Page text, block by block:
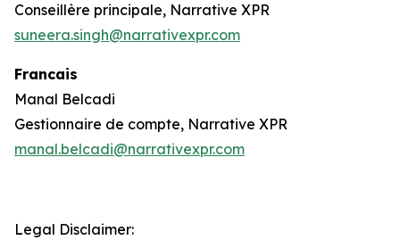
Conseillère principale, Narrative XPR
suneera.singh@narrativexpr.com
Francais
Manal Belcadi
Gestionnaire de compte, Narrative XPR
manal.belcadi@narrativexpr.com
Legal Disclaimer: